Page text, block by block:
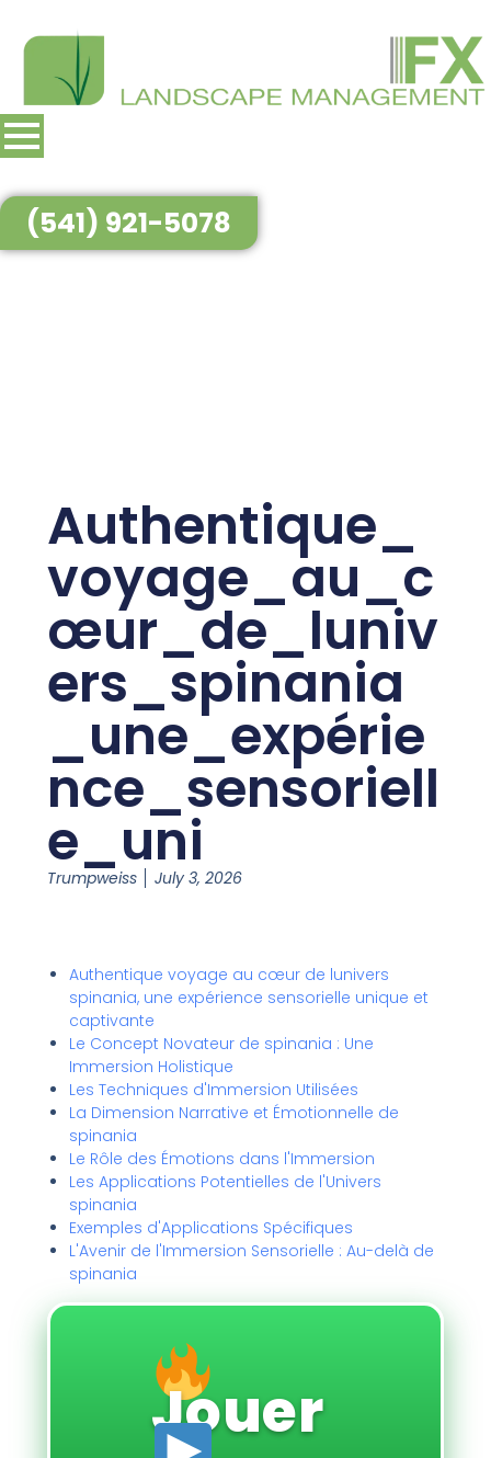
(541) 921-5078
Authentique_
voyage_au_c
œur_de_luniv
ers_spinania
_une_expérie
nce_sensoriell
e_uni
Trumpweiss July 3, 2026
Authentique voyage au cœur de lunivers
spinania, une expérience sensorielle unique et
captivante
Le Concept Novateur de spinania : Une
Immersion Holistique
Les Techniques d'Immersion Utilisées
La Dimension Narrative et Émotionnelle de
spinania
Le Rôle des Émotions dans l'Immersion
Les Applications Potentielles de l'Univers
spinania
Exemples d'Applications Spécifiques
L'Avenir de l'Immersion Sensorielle : Au-delà de
spinania
Jouer